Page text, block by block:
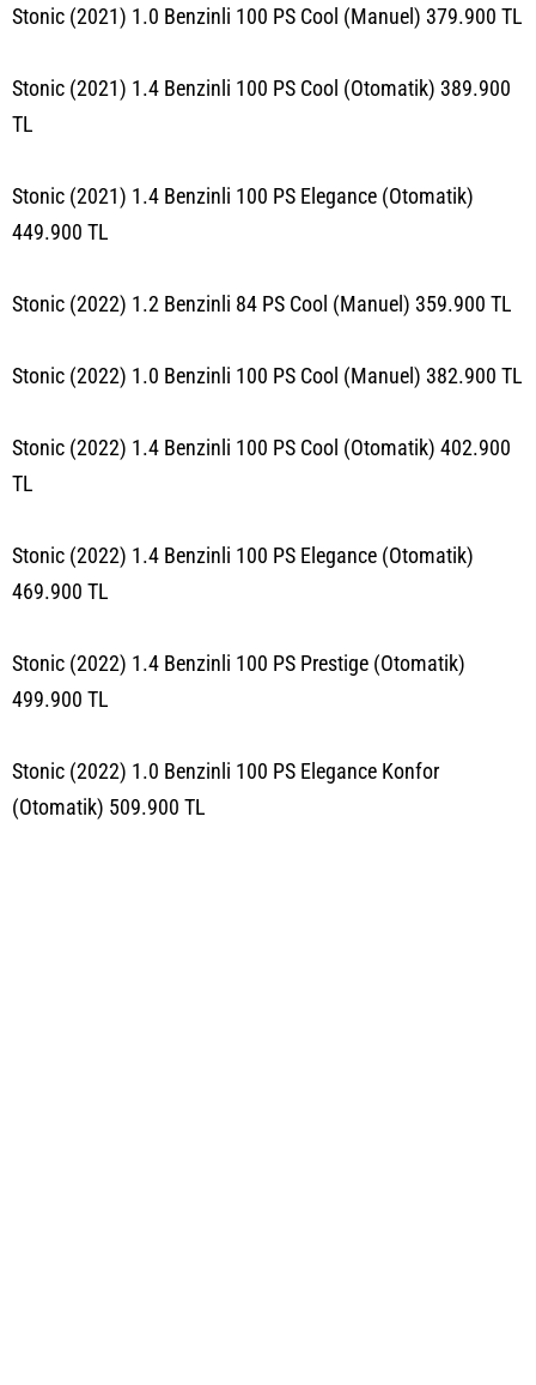
Stonic (2021) 1.0 Benzinli 100 PS Cool (Manuel) 379.900 TL
Stonic (2021) 1.4 Benzinli 100 PS Cool (Otomatik) 389.900
TL
Stonic (2021) 1.4 Benzinli 100 PS Elegance (Otomatik)
449.900 TL
Stonic (2022) 1.2 Benzinli 84 PS Cool (Manuel) 359.900 TL
Stonic (2022) 1.0 Benzinli 100 PS Cool (Manuel) 382.900 TL
Stonic (2022) 1.4 Benzinli 100 PS Cool (Otomatik) 402.900
TL
Stonic (2022) 1.4 Benzinli 100 PS Elegance (Otomatik)
469.900 TL
Stonic (2022) 1.4 Benzinli 100 PS Prestige (Otomatik)
499.900 TL
Stonic (2022) 1.0 Benzinli 100 PS Elegance Konfor
(Otomatik) 509.900 TL